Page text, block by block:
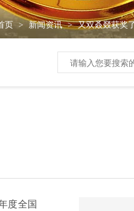
页 > 新闻资讯 > 又双叒叕获奖
度全国